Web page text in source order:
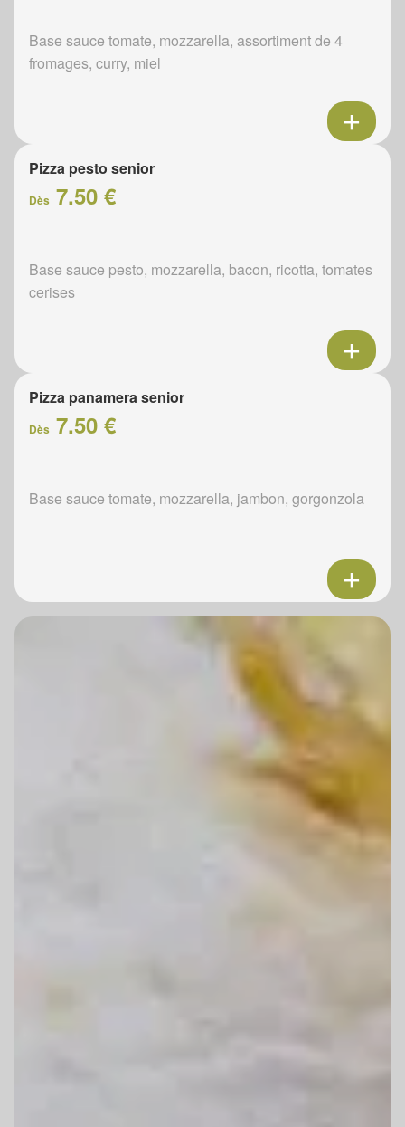
Base sauce tomate, mozzarella, assortiment de 4
fromages, curry, miel
Pizza pesto senior
Dès 7.50 €
Base sauce pesto, mozzarella, bacon, ricotta, tomates
cerises
Pizza panamera senior
Dès 7.50 €
Base sauce tomate, mozzarella, jambon, gorgonzola